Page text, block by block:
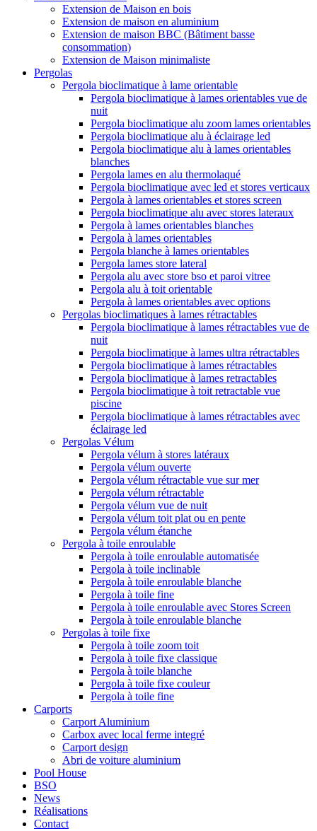
Extension de Maison en bois
Extension de maison en aluminium
Extension de maison BBC (Bâtiment basse
consommation)
Extension de Maison minimaliste
Pergolas
Pergola bioclimatique à lame orientable
Pergola bioclimatique à lames orientables vue de
nuit
Pergola bioclimatique alu zoom lames orientables
Pergola bioclimatique alu à éclairage led
Pergola bioclimatique alu à lames orientables
blanches
Pergola lames en alu thermolaqué
Pergola bioclimatique avec led et stores verticaux
Pergola à lames orientables et stores screen
Pergola bioclimatique alu avec stores lateraux
Pergola à lames orientables blanches
Pergola à lames orientables
Pergola blanche à lames orientables
Pergola lames store lateral
Pergola alu avec store bso et paroi vitree
Pergola alu à toit orientable
Pergola à lames orientables avec options
Pergolas bioclimatiques à lames rétractables
Pergola bioclimatique à lames rétractables vue de
nuit
Pergola bioclimatique à lames ultra rétractables
Pergola bioclimatique à lames rétractables
Pergola bioclimatique à lames retractables
Pergola bioclimatique à toit retractable vue
piscine
Pergola bioclimatique à lames rétractables avec
éclairage led
Pergolas Vélum
Pergola vélum à stores latéraux
Pergola vélum ouverte
Pergola vélum rétractable vue sur mer
Pergola vélum rétractable
Pergola vélum vue de nuit
Pergola vélum toit plat ou en pente
Pergola vélum étanche
Pergola à toile enroulable
Pergola à toile enroulable automatisée
Pergola à toile inclinable
Pergola à toile enroulable blanche
Pergola à toile fine
Pergola à toile enroulable avec Stores Screen
Pergola à toile enroulable blanche
Pergolas à toile fixe
Pergola à toile zoom toit
Pergola à toile fixe classique
Pergola à toile blanche
Pergola à toile fixe couleur
Pergola à toile fine
Carports
Carport Aluminium
Carbox avec local ferme integré
Carport design
Abri de voiture aluminium
Pool House
BSO
News
Réalisations
Contact